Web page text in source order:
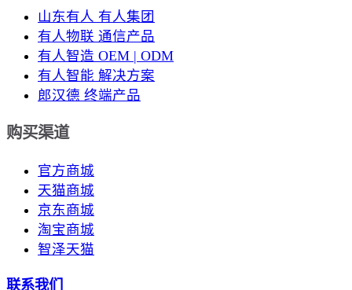
山东有人 有人集团
有人物联 通信产品
有人智造 OEM | ODM
有人智能 解决方案
郎汉德 终端产品
购买渠道
官方商城
天猫商城
京东商城
淘宝商城
智泽天猫
联系我们